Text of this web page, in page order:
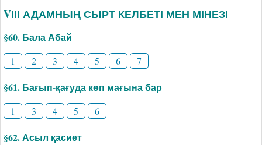
VІІІ АДАМНЫҢ СЫРТ КЕЛБЕТІ МЕН МІНЕЗІ
§60. Бала Абай
1 2 3 4 5 6 7
§61. Бағып-қағуда көп мағына бар
1 3 4 5 6
§62. Асыл қасиет